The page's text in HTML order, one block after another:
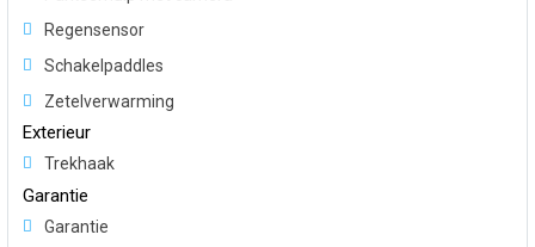
Regensensor
Schakelpaddles
Zetelverwarming
Exterieur
Trekhaak
Garantie
Garantie